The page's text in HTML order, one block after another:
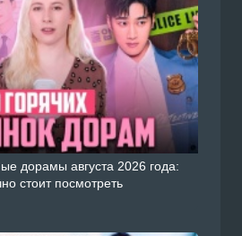
дорамы августа 2026 года:
стоит посмотреть